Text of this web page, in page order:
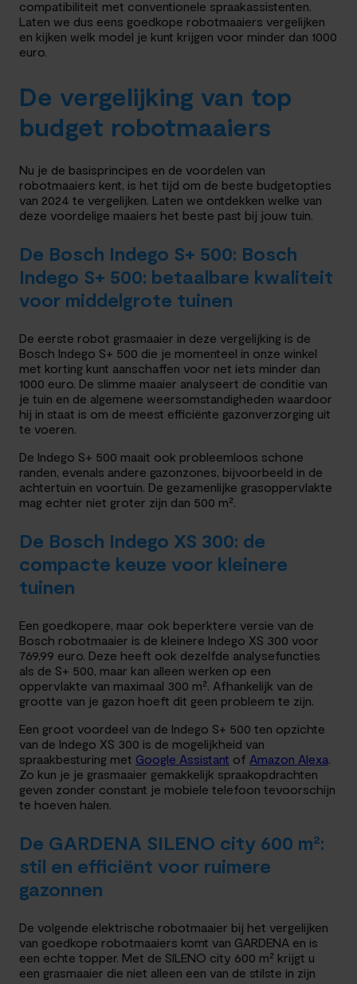
compatibiliteit met conventionele spraakassistenten.
Laten we dus eens goedkope robotmaaiers vergelijken
en kijken welk model je kunt krijgen voor minder dan 1000
euro.
De vergelijking van top
budget robotmaaiers
Nu je de basisprincipes en de voordelen van
robotmaaiers kent, is het tijd om de beste budgetopties
van 2024 te vergelijken. Laten we ontdekken welke van
deze voordelige maaiers het beste past bij jouw tuin.
De Bosch Indego S+ 500: Bosch
Indego S+ 500: betaalbare kwaliteit
voor middelgrote tuinen
De eerste robot grasmaaier in deze vergelijking is de
Bosch Indego S+ 500 die je momenteel in onze winkel
met korting kunt aanschaffen voor net iets minder dan
1000 euro. De slimme maaier analyseert de conditie van
je tuin en de algemene weersomstandigheden waardoor
hij in staat is om de meest efficiënte gazonverzorging uit
te voeren.
De Indego S+ 500 maait ook probleemloos schone
randen, evenals andere gazonzones, bijvoorbeeld in de
achtertuin en voortuin. De gezamenlijke grasoppervlakte
mag echter niet groter zijn dan 500 m².
De Bosch Indego XS 300: de
compacte keuze voor kleinere
tuinen
Een goedkopere, maar ook beperktere versie van de
Bosch robotmaaier is de kleinere Indego XS 300 voor
769,99 euro. Deze heeft ook dezelfde analysefuncties
als de S+ 500, maar kan alleen werken op een
oppervlakte van maximaal 300 m². Afhankelijk van de
grootte van je gazon hoeft dit geen probleem te zijn.
Een groot voordeel van de Indego S+ 500 ten opzichte
van de Indego XS 300 is de mogelijkheid van
spraakbesturing met Google Assistant of Amazon Alexa.
Zo kun je je grasmaaier gemakkelijk spraakopdrachten
geven zonder constant je mobiele telefoon tevoorschijn
te hoeven halen.
De GARDENA SILENO city 600 m²:
stil en efficiënt voor ruimere
gazonnen
De volgende elektrische robotmaaier bij het vergelijken
van goedkope robotmaaiers komt van GARDENA en is
een echte topper. Met de SILENO city 600 m² krijgt u
een grasmaaier die niet alleen een van de stilste in zijn